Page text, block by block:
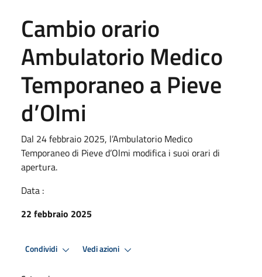
Cambio orario
Ambulatorio Medico
Temporaneo a Pieve
d’Olmi
Dal 24 febbraio 2025, l’Ambulatorio Medico
Temporaneo di Pieve d’Olmi modifica i suoi orari di
apertura.
Data :
22 febbraio 2025
Condividi Vedi azioni